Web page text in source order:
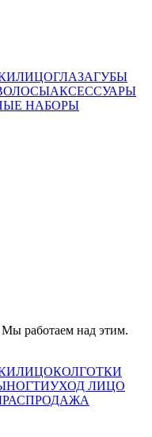
ЛИЦОГЛАЗАГУБЫ
АКСЕССУАРЫ
НАБОРЫ
Мы работаем над этим.
ЛИЦОКОЛГОТКИ
НОГТИУХОД ЛИЦО
РАСПРОДАЖА